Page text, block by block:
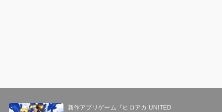
新作アプリゲーム『ヒロアカ UNITED